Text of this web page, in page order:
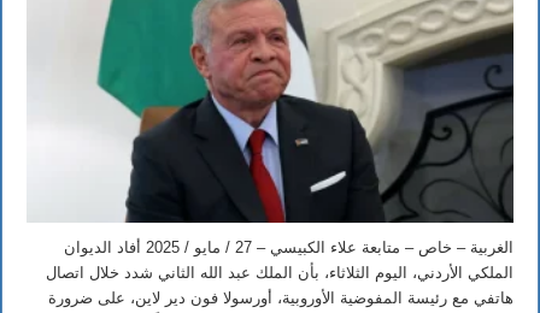
ضرورة
تكثيف
الجهود
لوقف
الحرب
الإسرائيلية
على
مغلقة
الغربية – خاص – متابعة علاء الكبيسي – 27 / مايو / 2025 أفاد الديوان
الملكي الأردني، اليوم الثلاثاء، بأن الملك عبد الله الثاني شدد خلال اتصال
هاتفي مع رئيسة المفوضية الأوروبية، أورسولا فون دير لاين، على ضرورة